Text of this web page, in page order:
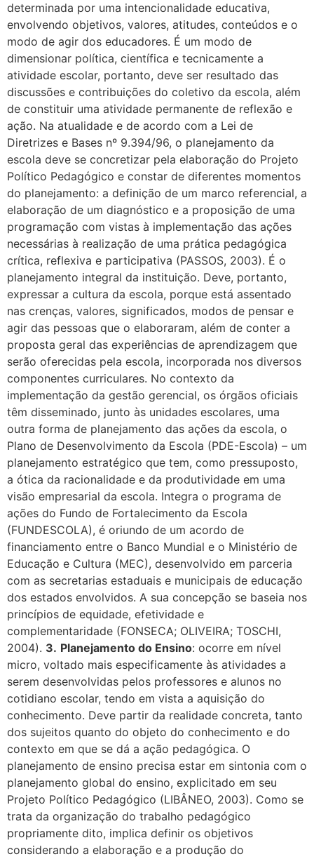
determinada por uma intencionalidade educativa,
envolvendo objetivos, valores, atitudes, conteúdos e o
modo de agir dos educadores. É um modo de
dimensionar política, científica e tecnicamente a
atividade escolar, portanto, deve ser resultado das
discussões e contribuições do coletivo da escola, além
de constituir uma atividade permanente de reflexão e
ação. Na atualidade e de acordo com a Lei de
Diretrizes e Bases nº 9.394/96, o planejamento da
escola deve se concretizar pela elaboração do Projeto
Político Pedagógico e constar de diferentes momentos
do planejamento: a definição de um marco referencial, a
elaboração de um diagnóstico e a proposição de uma
programação com vistas à implementação das ações
necessárias à realização de uma prática pedagógica
crítica, reflexiva e participativa (PASSOS, 2003). É o
planejamento integral da instituição. Deve, portanto,
expressar a cultura da escola, porque está assentado
nas crenças, valores, significados, modos de pensar e
agir das pessoas que o elaboraram, além de conter a
proposta geral das experiências de aprendizagem que
serão oferecidas pela escola, incorporada nos diversos
componentes curriculares. No contexto da
implementação da gestão gerencial, os órgãos oficiais
têm disseminado, junto às unidades escolares, uma
outra forma de planejamento das ações da escola, o
Plano de Desenvolvimento da Escola (PDE-Escola) – um
planejamento estratégico que tem, como pressuposto,
a ótica da racionalidade e da produtividade em uma
visão empresarial da escola. Integra o programa de
ações do Fundo de Fortalecimento da Escola
(FUNDESCOLA), é oriundo de um acordo de
financiamento entre o Banco Mundial e o Ministério de
Educação e Cultura (MEC), desenvolvido em parceria
com as secretarias estaduais e municipais de educação
dos estados envolvidos. A sua concepção se baseia nos
princípios de equidade, efetividade e
complementaridade (FONSECA; OLIVEIRA; TOSCHI,
2004). 3. Planejamento do Ensino: ocorre em nível
micro, voltado mais especificamente às atividades a
serem desenvolvidas pelos professores e alunos no
cotidiano escolar, tendo em vista a aquisição do
conhecimento. Deve partir da realidade concreta, tanto
dos sujeitos quanto do objeto do conhecimento e do
contexto em que se dá a ação pedagógica. O
planejamento de ensino precisa estar em sintonia com o
planejamento global do ensino, explicitado em seu
Projeto Político Pedagógico (LIBÂNEO, 2003). Como se
trata da organização do trabalho pedagógico
propriamente dito, implica definir os objetivos
considerando a elaboração e a produção do